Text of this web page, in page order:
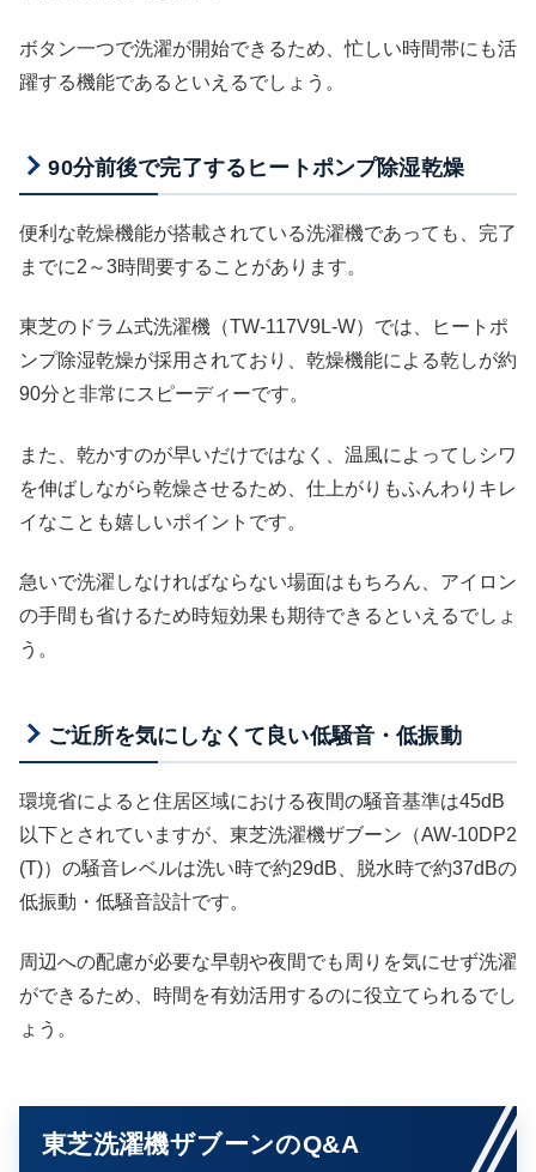
ボタン一つで洗濯が開始できるため、忙しい時間帯にも活
躍する機能であるといえるでしょう。
90分前後で完了するヒートポンプ除湿乾燥
便利な乾燥機能が搭載されている洗濯機であっても、完了
までに2～3時間要することがあります。
東芝のドラム式洗濯機（TW-117V9L-W）では、ヒートポ
ンプ除湿乾燥が採用されており、乾燥機能による乾しが約
90分と非常にスピーディーです。
また、乾かすのが早いだけではなく、温風によってしシワ
を伸ばしながら乾燥させるため、仕上がりもふんわりキレ
イなことも嬉しいポイントです。
急いで洗濯しなければならない場面はもちろん、アイロン
の手間も省けるため時短効果も期待できるといえるでしょ
う。
ご近所を気にしなくて良い低騒音・低振動
環境省によると住居区域における夜間の騒音基準は45dB
以下とされていますが、東芝洗濯機ザブーン（AW-10DP2
(T)）の騒音レベルは洗い時で約29dB、脱水時で約37dBの
低振動・低騒音設計です。
周辺への配慮が必要な早朝や夜間でも周りを気にせず洗濯
ができるため、時間を有効活用するのに役立てられるでし
ょう。
東芝洗濯機ザブーンのQ&A